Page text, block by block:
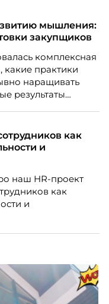
не ценность,
— это тот редкий
могут не
мышления:
закупщиков
комплексная
какие практики
наращивать
результаты
изоляция»
как
и
наш HR-проект
как
и